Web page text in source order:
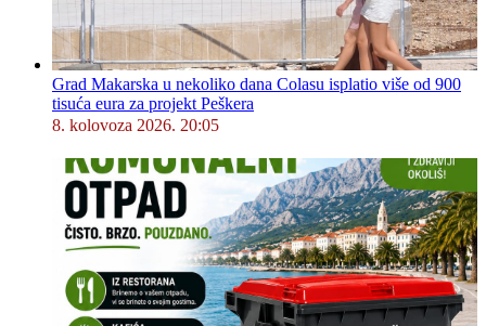
Grad Makarska u nekoliko dana Colasu isplatio više od 900
tisuća eura za projekt Peškera
8. kolovoza 2026. 20:05